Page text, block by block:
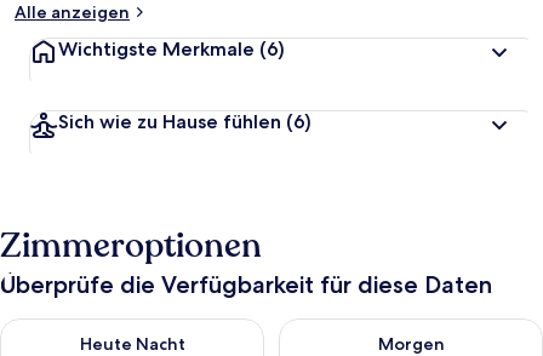
Alle anzeigen
Wichtigste Merkmale (6)
Sich wie zu Hause fühlen (6)
Zimmeroptionen
Überprüfe die Verfügbarkeit für diese Daten
Heute Nacht
Überprüfe die Verfügbarkeit für heute Nacht, Aug. 9 - Aug.
Morgen
Überprüfe die Verfügbarkeit